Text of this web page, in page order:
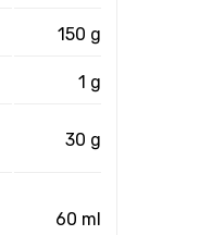
150 g
1 g
30 g
60 ml